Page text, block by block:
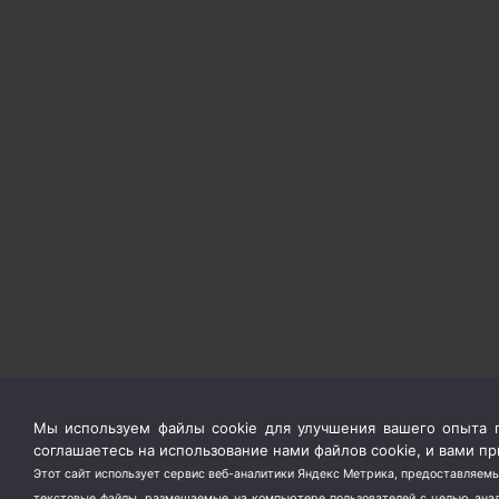
Мы используем файлы cookie для улучшения вашего опыта
соглашаетесь на использование нами файлов cookie, и вами
Этот сайт использует сервис веб-аналитики Яндекс Метрика,